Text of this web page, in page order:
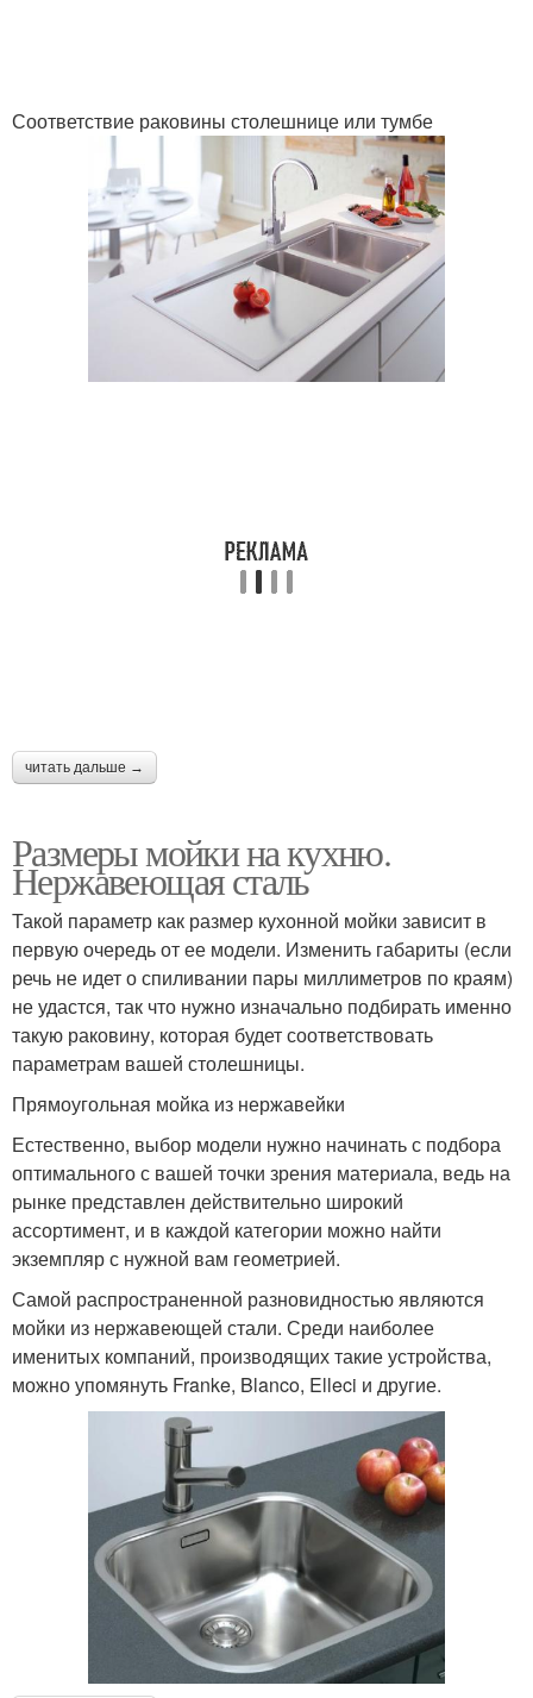
Соответствие раковины столешнице или тумбе
читать дальше →
Размеры мойки на кухню.
Нержавеющая сталь
Такой параметр как размер кухонной мойки зависит в
первую очередь от ее модели. Изменить габариты (если
речь не идет о спиливании пары миллиметров по краям)
не удастся, так что нужно изначально подбирать именно
такую раковину, которая будет соответствовать
параметрам вашей столешницы.
Прямоугольная мойка из нержавейки
Естественно, выбор модели нужно начинать с подбора
оптимального с вашей точки зрения материала, ведь на
рынке представлен действительно широкий
ассортимент, и в каждой категории можно найти
экземпляр с нужной вам геометрией.
Самой распространенной разновидностью являются
мойки из нержавеющей стали. Среди наиболее
именитых компаний, производящих такие устройства,
можно упомянуть Franke, Blanco, Elleci и другие.